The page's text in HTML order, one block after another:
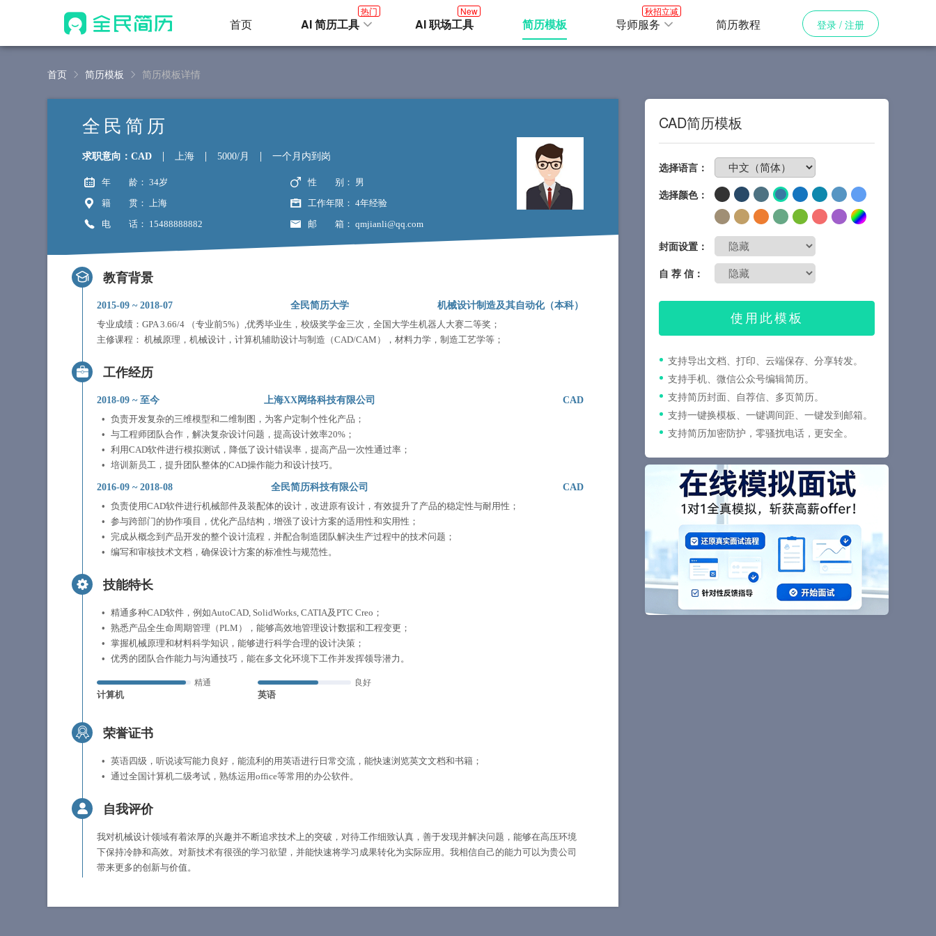
首页 AI 简历工具
热门
AI 职场工具
New
简历模板 导师服务
秋招立减
简历教程 登录 / 注册
首页 简历模板 简历模板详情
CAD简历模板
选择语言：
选择颜色：
封面设置：
自 荐 信：
使用此模板
支持导出文档、打印、云端保存、分享转发。
支持手机、微信公众号编辑简历。
支持简历封面、自荐信、多页简历。
支持一键换模板、一键调间距、一键发到邮箱。
支持简历加密防护，零骚扰电话，更安全。
全民简历
求职意向：CAD 上海 5000/月 一个月内到岗
年 龄 ： 34岁 性 别 ： 男
籍 贯 ： 上海 工作年限 ： 4年经验
电 话 ： 15488888882 邮 箱 ： qmjianli@qq.com
教育背景
2015-09 ~ 2018-07 全民简历大学 机械设计制造及其自动化（本科）
专业成绩：GPA 3.66/4 （专业前5%）,优秀毕业生，校级奖学金三次，全国大学生机器人大赛二等奖；
主修课程： 机械原理，机械设计，计算机辅助设计与制造（CAD/CAM），材料力学，制造工艺学等；
工作经历
2018-09 ~ 至今 上海XX网络科技有限公司
CAD
负责开发复杂的三维模型和二维制图，为客户定制个性化产品；
与工程师团队合作，解决复杂设计问题，提高设计效率20%；
利用CAD软件进行模拟测试，降低了设计错误率，提高产品一次性通过率；
培训新员工，提升团队整体的CAD操作能力和设计技巧。
2016-09 ~ 2018-08 全民简历科技有限公司
CAD
负责使用CAD软件进行机械部件及装配体的设计，改进原有设计，有效提升了产品的稳定性与耐用性；
参与跨部门的协作项目，优化产品结构，增强了设计方案的适用性和实用性；
完成从概念到产品开发的整个设计流程，并配合制造团队解决生产过程中的技术问题；
编写和审核技术文档，确保设计方案的标准性与规范性。
技能特长
精通多种CAD软件，例如AutoCAD, SolidWorks, CATIA及PTC Creo；
熟悉产品全生命周期管理（PLM），能够高效地管理设计数据和工程变更；
掌握机械原理和材料科学知识，能够进行科学合理的设计决策；
优秀的团队合作能力与沟通技巧，能在多文化环境下工作并发挥领导潜力。
计算机
精通
英语
良好
荣誉证书
英语四级，听说读写能力良好，能流利的用英语进行日常交流，能快速浏览英文文档和书籍；
通过全国计算机二级考试，熟练运用office等常用的办公软件。
自我评价
我对机械设计领域有着浓厚的兴趣并不断追求技术上的突破，对待工作细致认真，善于发现并解决问题，能够在高压环境
下保持冷静和高效。对新技术有很强的学习欲望，并能快速将学习成果转化为实际应用。我相信自己的能力可以为贵公司
带来更多的创新与价值。